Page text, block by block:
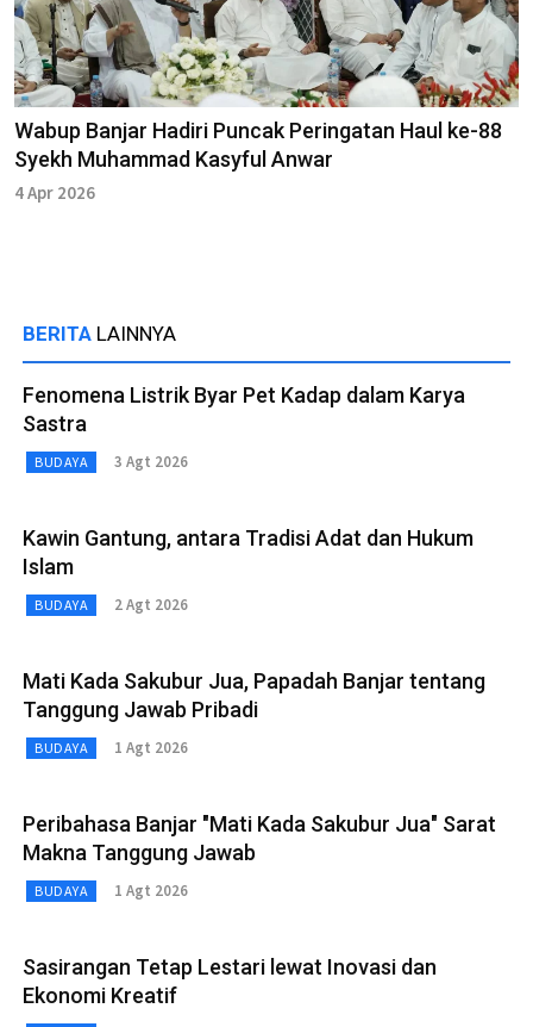
Wabup Banjar Hadiri Puncak Peringatan Haul ke-88
Syekh Muhammad Kasyful Anwar
4 Apr 2026
BERITA LAINNYA
Fenomena Listrik Byar Pet Kadap dalam Karya
Sastra
BUDAYA 3 Agt 2026
Kawin Gantung, antara Tradisi Adat dan Hukum
Islam
BUDAYA 2 Agt 2026
Mati Kada Sakubur Jua, Papadah Banjar tentang
Tanggung Jawab Pribadi
BUDAYA 1 Agt 2026
Peribahasa Banjar "Mati Kada Sakubur Jua" Sarat
Makna Tanggung Jawab
BUDAYA 1 Agt 2026
Sasirangan Tetap Lestari lewat Inovasi dan
Ekonomi Kreatif